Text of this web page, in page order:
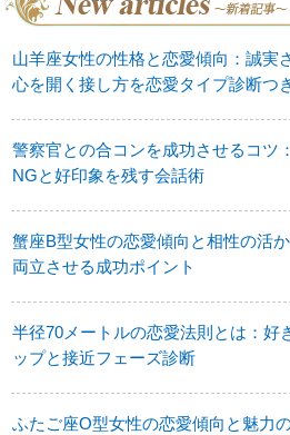
山羊座女性の性格と恋愛傾向：誠実
心を開く接し方を恋愛タイプ診断つ
警察官との合コンを成功させるコツ
NGと好印象を残す会話術
蟹座B型女性の恋愛傾向と相性の活
両立させる成功ポイント
半径70メートルの恋愛法則とは：好
ップと接近フェーズ診断
ふたご座O型女性の恋愛傾向と魅力